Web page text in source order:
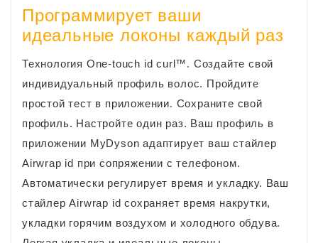
Программирует ваши
идеальные локоны каждый раз
Технология One-touch id curl™. Создайте свой
индивидуальный профиль волос. Пройдите
простой тест в приложении. Сохраните свой
профиль. Настройте один раз. Ваш профиль в
приложении MyDyson адаптирует ваш стайлер
Airwrap id при сопряжении с телефоном.
Автоматически регулирует время и укладку. Ваш
стайлер Airwrap id сохраняет время накрутки,
укладки горячим воздухом и холодного обдува.